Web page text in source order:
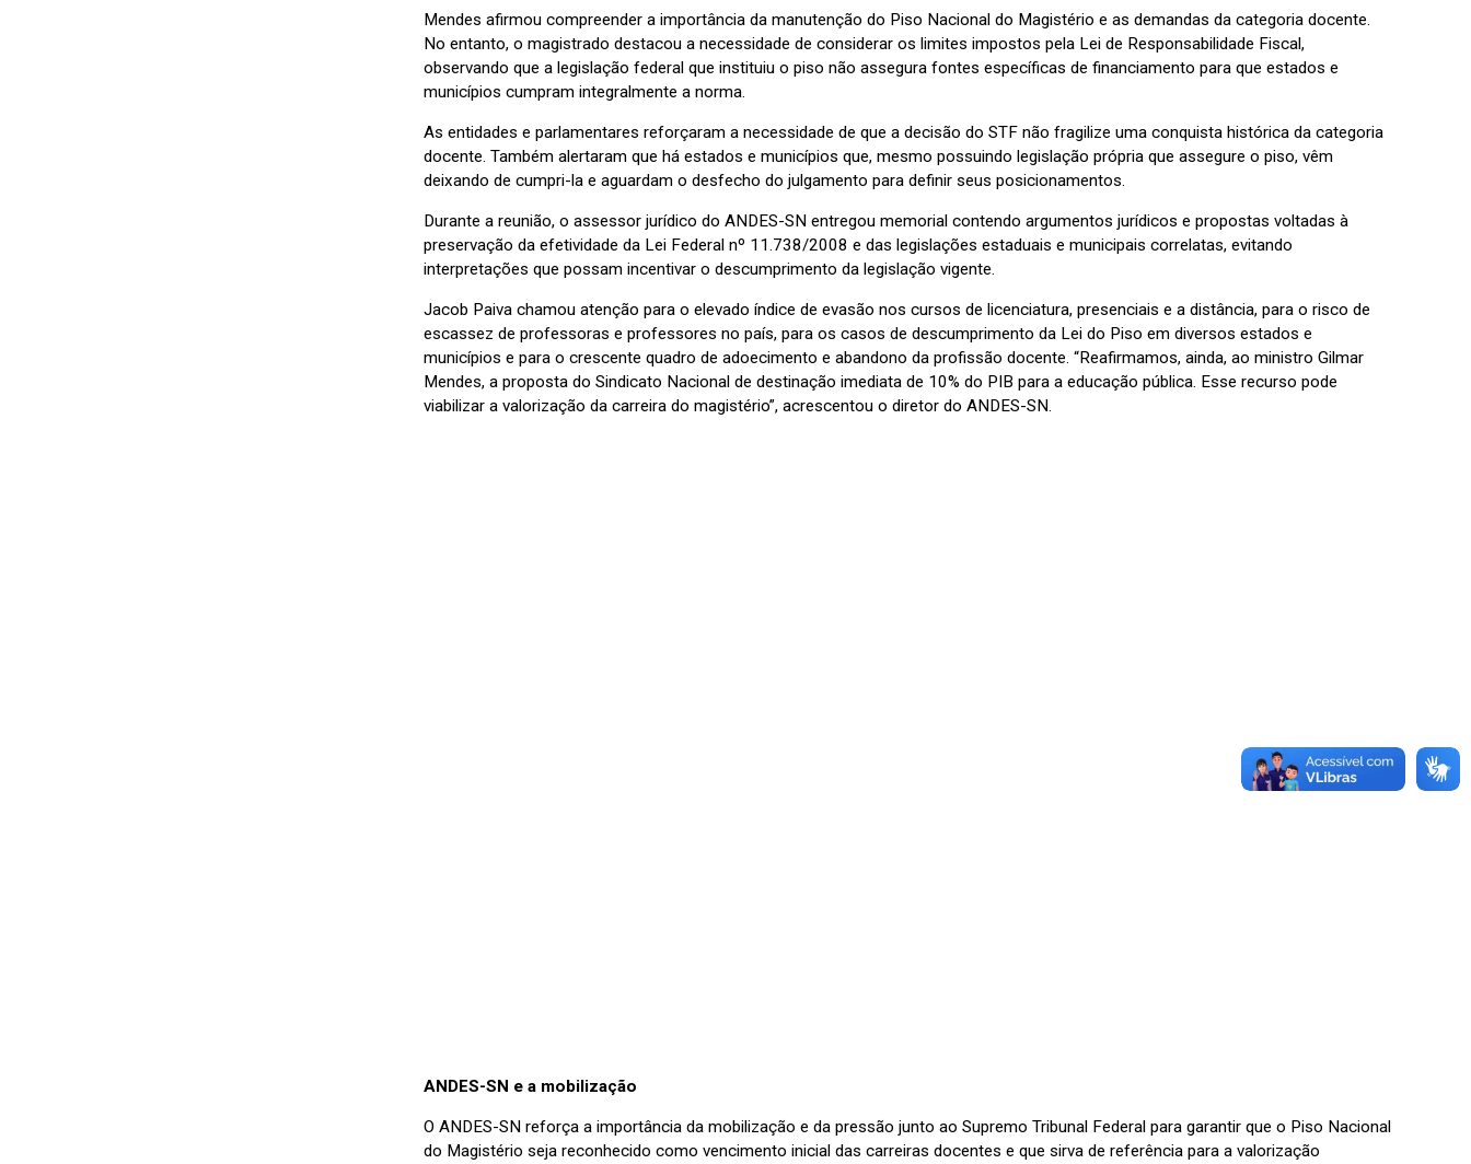
Mendes afirmou compreender a importância da manutenção do Piso Nacional do Magistério e as demandas da categoria docente.
No entanto, o magistrado destacou a necessidade de considerar os limites impostos pela Lei de Responsabilidade Fiscal,
observando que a legislação federal que instituiu o piso não assegura fontes específicas de financiamento para que estados e
municípios cumpram integralmente a norma.
As entidades e parlamentares reforçaram a necessidade de que a decisão do STF não fragilize uma conquista histórica da categoria
docente. Também alertaram que há estados e municípios que, mesmo possuindo legislação própria que assegure o piso, vêm
deixando de cumpri-la e aguardam o desfecho do julgamento para definir seus posicionamentos.
Durante a reunião, o assessor jurídico do ANDES-SN entregou memorial contendo argumentos jurídicos e propostas voltadas à
preservação da efetividade da Lei Federal nº 11.738/2008 e das legislações estaduais e municipais correlatas, evitando
interpretações que possam incentivar o descumprimento da legislação vigente.
Jacob Paiva chamou atenção para o elevado índice de evasão nos cursos de licenciatura, presenciais e a distância, para o risco de
escassez de professoras e professores no país, para os casos de descumprimento da Lei do Piso em diversos estados e
municípios e para o crescente quadro de adoecimento e abandono da profissão docente. “Reafirmamos, ainda, ao ministro Gilmar
Mendes, a proposta do Sindicato Nacional de destinação imediata de 10% do PIB para a educação pública. Esse recurso pode
viabilizar a valorização da carreira do magistério”, acrescentou o diretor do ANDES-SN.
ANDES-SN e a mobilização
O ANDES-SN reforça a importância da mobilização e da pressão junto ao Supremo Tribunal Federal para garantir que o Piso Nacional
do Magistério seja reconhecido como vencimento inicial das carreiras docentes e que sirva de referência para a valorização